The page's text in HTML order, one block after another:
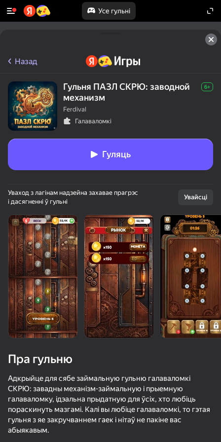
Усе гульні
56
38
53
Назад
Гульня ПАЗЛ СКРЮ: заводной
механизм
6+
Ferdival
Галаваломкі
Гуляць
Уваход з лагінам надзейна захавае прагрэс
і дасягненні ў гульні
Увайсці
Пра гульню
Адкрыйце для сябе займальную гульню галаваломкі
СКРЮ: завадны механізм-займальную і прыемную
галаваломку, ідэальна прыдатную для ўсіх, хто любіць
пораскинуть мазгамі. Калі вы любіце галаваломкі, то гэтая
гульня з яе закручваннем гаек і нітаў не пакіне вас
абыякавым.